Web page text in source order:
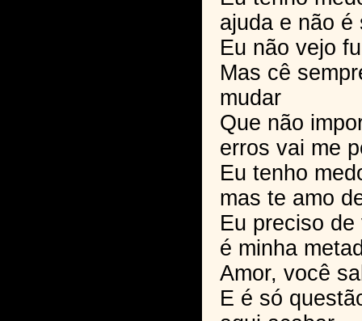
ajuda e não é
Eu não vejo
Mas cê
mudar
Que não
erros vai me
Eu tenho
mas te amo
Eu preciso
é minha
Amor, você
E é só